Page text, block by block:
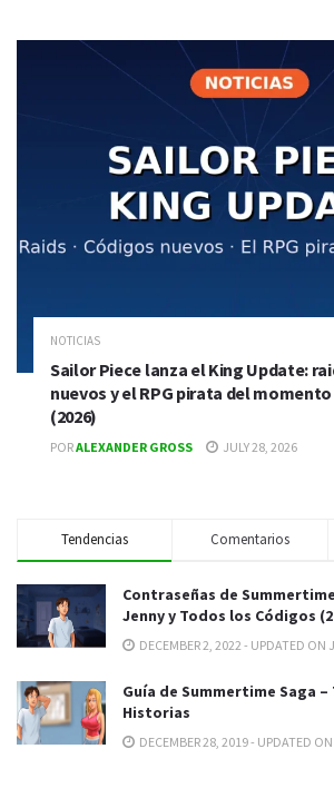
NOTICIAS
Sailor Piece lanza el King Update:
nuevos y el RPG pirata del
(2026)
PORALEXANDER GROSS JULY 28, 2026
Tendencias Comentarios
Contraseñas de
Jenny y Todos los Códigos
DECEMBER 2, 2022 - UPDATED ON
Guía de Summertime Saga –
Historias
DECEMBER 28, 2019 - UPDATED